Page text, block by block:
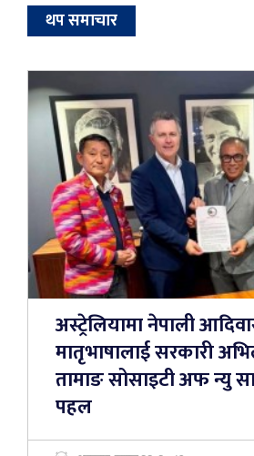
थप समाचार
अस्ट्रेलियामा नेपाली
मातृभाषालाई सरकारी
तामाङ सोसाइटी अफ न्यु
पहल